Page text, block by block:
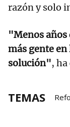
razón y solo
"Menos años
más gente
solución",
TEMAS